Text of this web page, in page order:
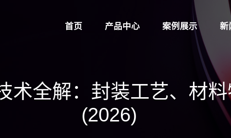
首页 产品中心 案例展示 新
术全解：封装工艺、材
(2026)